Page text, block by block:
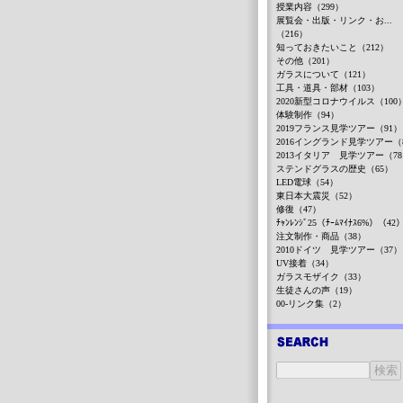
授業内容（299）
展覧会・出版・リンク・お...
（216）
知っておきたいこと（212）
その他（201）
ガラスについて（121）
工具・道具・部材（103）
2020新型コロナウイルス（100）
体験制作（94）
2019フランス見学ツアー（91）
2016イングランド見学ツアー（
2013イタリア 見学ツアー（78
ステンドグラスの歴史（65）
LED電球（54）
東日本大震災（52）
修復（47）
ﾁｬﾝﾚﾝｼﾞ25（ﾁｰﾑﾏｲﾅｽ6%）（42）
注文制作・商品（38）
2010ドイツ 見学ツアー（37）
UV接着（34）
ガラスモザイク（33）
生徒さんの声（19）
00-リンク集（2）